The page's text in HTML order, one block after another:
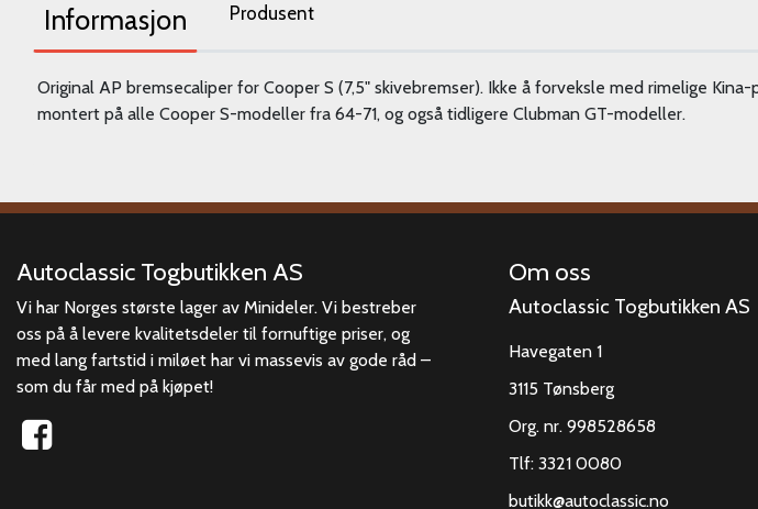
Informasjon Produsent
Original AP bremsecaliper for Cooper S (7,5" skivebremser). Ikke å forveksle med rimelige
montert på alle Cooper S-modeller fra 64-71, og også tidligere Clubman GT-modeller.
Autoclassic Togbutikken AS
Vi har Norges største lager av Minideler. Vi bestreber
oss på å levere kvalitetsdeler til fornuftige priser, og
med lang fartstid i miløet har vi massevis av gode råd –
som du får med på kjøpet!
Om oss
Autoclassic Togbutikken AS
Havegaten 1
3115 Tønsberg
Org. nr. 998528658
Tlf: 3321 0080
butikk@autoclassic.no